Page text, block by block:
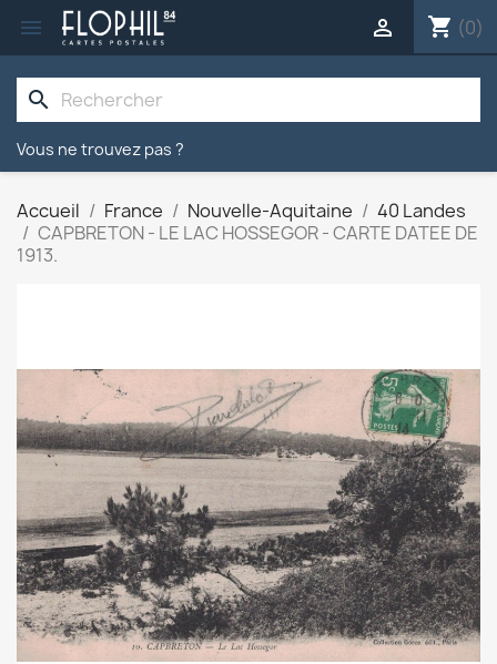
 shopping_cart (0)

search
Vous ne trouvez pas ?
Accueil France Nouvelle-Aquitaine
40 Landes
CAPBRETON - LE LAC HOSSEGOR - CARTE DATEE DE
1913.